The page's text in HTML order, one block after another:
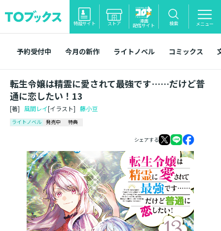
特設サイト ストア 漫画
配信サイト 検索 メニュー
予約受付中 今月の新作 ライトノベル コミックス
転生令嬢は精霊に愛されて最強です……だけど普
通に恋したい！13
[著] 風間レイ[イラスト] 藤小豆
ライトノベル 発売中 特典
シェアする